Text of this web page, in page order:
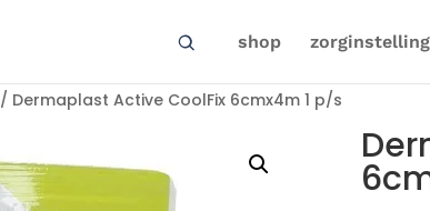
shop
/ Dermaplast Active CoolFix 6cmx4m 1 p/s